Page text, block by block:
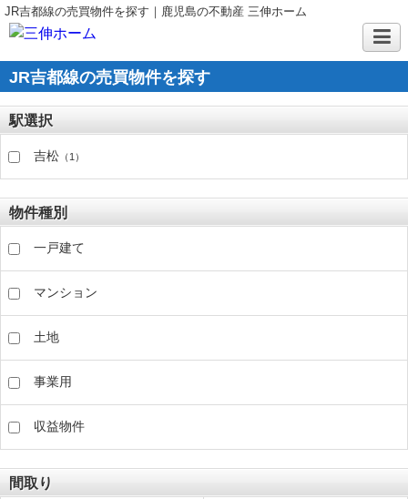
JR吉都線の売買物件を探す｜鹿児島の不動産 三伸ホーム
JR吉都線の売買物件を探す
駅選択
吉松 （1）
物件種別
一戸建て
マンション
土地
事業用
収益物件
間取り